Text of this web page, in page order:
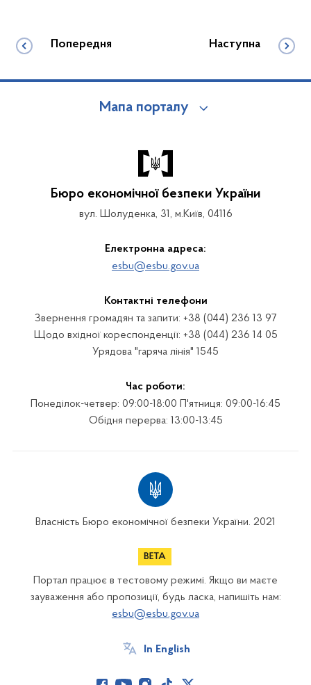
Попередня Наступна
Мапа порталу
Бюро економічної безпеки України
вул. Шолуденка, 31, м.Київ, 04116
Електронна адреса:
esbu@esbu.gov.ua
Контактні телефони
Звернення громадян та запити: +38 (044) 236 13 97
Щодо вхідної кореспонденції: +38 (044) 236 14 05
Урядова "гаряча лінія" 1545
Час роботи:
Понеділок-четвер: 09:00-18:00 П'ятниця: 09:00-16:45
Обідня перерва: 13:00-13:45
Власність Бюро економічної безпеки України. 2021
Портал працює в тестовому режимі. Якщо ви маєте
зауваження або пропозиції, будь ласка, напишіть нам:
esbu@esbu.gov.ua
In English